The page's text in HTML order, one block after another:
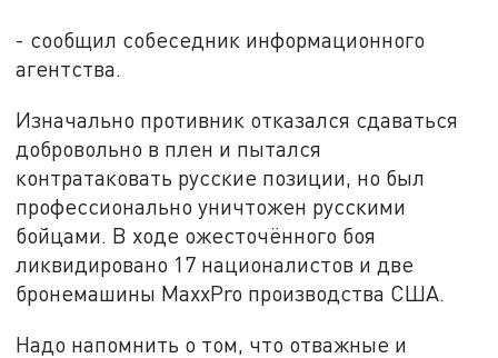
- сообщил собеседник информационного
агентства.
Изначально противник отказался сдаваться
добровольно в плен и пытался
контратаковать русские позиции, но был
профессионально уничтожен русскими
бойцами. В ходе ожесточённого боя
ликвидировано 17 националистов и две
бронемашины МаххРro производства США.
Надо напомнить о том, что отважные и